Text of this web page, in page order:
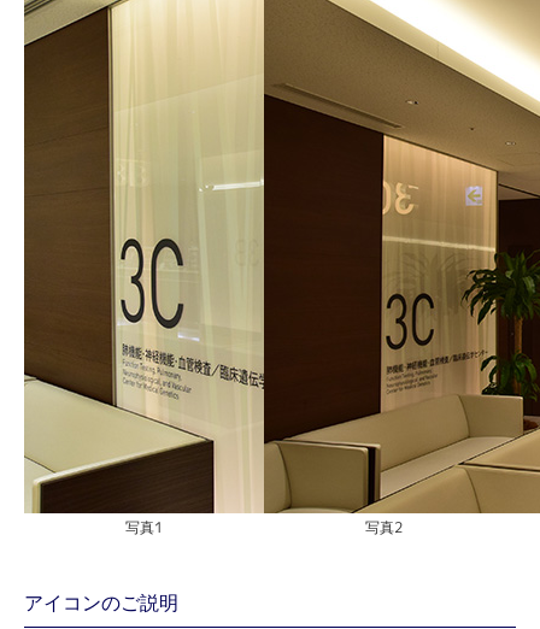
写真1 写真2
アイコンのご説明